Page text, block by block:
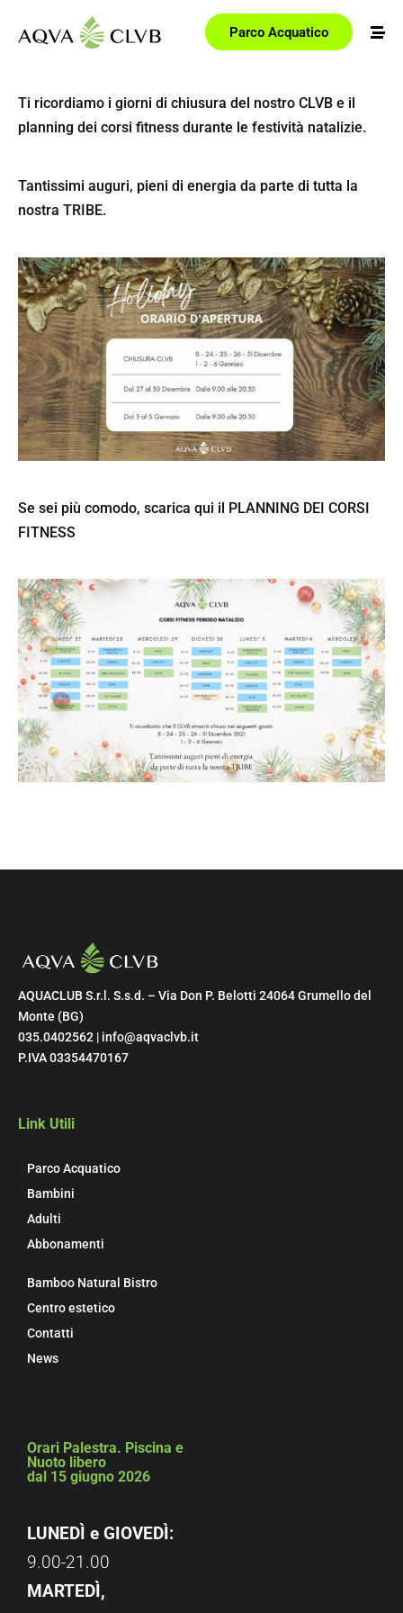
Parco Acquatico
Ti ricordiamo i giorni di chiusura del nostro CLVB e il
planning dei corsi fitness durante le festività natalizie.
Tantissimi auguri, pieni di energia da parte di tutta la
nostra TRIBE.
Se sei più comodo, scarica qui il PLANNING DEI CORSI
FITNESS
AQUACLUB S.r.l. S.s.d. – Via Don P. Belotti 24064 Grumello del
Monte (BG)
035.0402562 | info@aqvaclvb.it
P.IVA 03354470167
Link Utili
Parco Acquatico
Bambini
Adulti
Abbonamenti
Bamboo Natural Bistro
Centro estetico
Contatti
News
Orari Palestra. Piscina e
Nuoto libero
dal 15 giugno 2026
LUNEDÌ e GIOVEDÌ:
9.00-21.00
MARTEDÌ,